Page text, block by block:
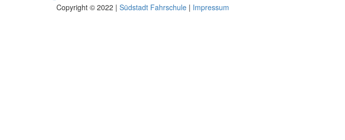
Copyright © 2022 | Südstadt Fahrschule | Impressum